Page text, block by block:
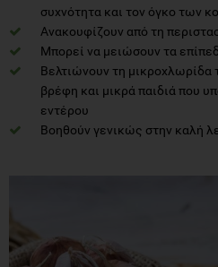
συχνότητα και τον όγκο των
Ανακουφίζουν από τη
Μπορεί να μειώσουν τα
Βελτιώνουν τη μικροχλωρίδα
βρέφη και μικρά παιδιά που
εντέρου
Βοηθούν γενικώς στην καλή